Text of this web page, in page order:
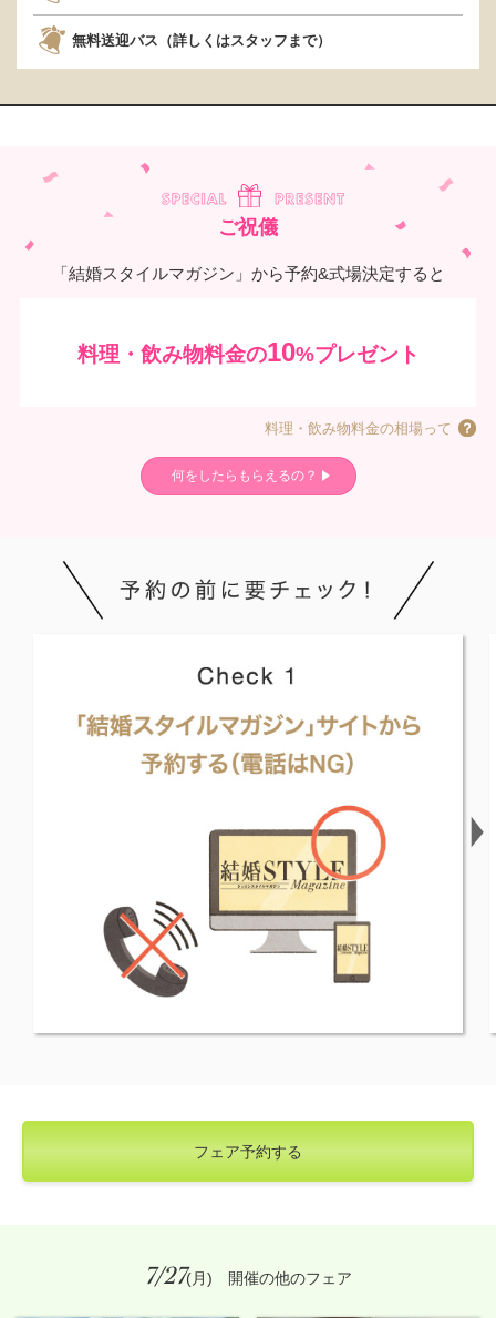
無料送迎バス（詳しくはスタッフまで）
ご祝儀
「結婚スタイルマガジン」から予約&式場決定すると
料理・飲み物料金の10%プレゼント
料理・飲み物料金の相場って
何をしたらもらえるの？
フェア予約する
7/27(月) 開催の他のフェア